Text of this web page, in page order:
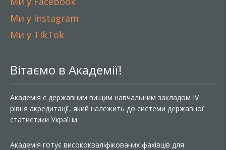
Ми у Instagram
Ми у TikTok
Вітаємо в Академії!
Академія є державним вищим навчальним закладом IV
рівня акредитації, який належить до системи державної
статистики України.
Академія готує висококваліфікованих фахівців для